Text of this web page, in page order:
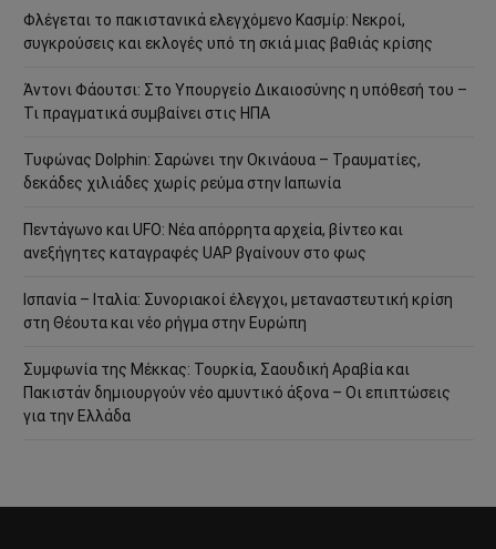
Φλέγεται το πακιστανικά ελεγχόμενο Κασμίρ: Νεκροί,
συγκρούσεις και εκλογές υπό τη σκιά μιας βαθιάς κρίσης
Άντονι Φάουτσι: Στο Υπουργείο Δικαιοσύνης η υπόθεσή του –
Τι πραγματικά συμβαίνει στις ΗΠΑ
Τυφώνας Dolphin: Σαρώνει την Οκινάουα – Τραυματίες,
δεκάδες χιλιάδες χωρίς ρεύμα στην Ιαπωνία
Πεντάγωνο και UFO: Νέα απόρρητα αρχεία, βίντεο και
ανεξήγητες καταγραφές UAP βγαίνουν στο φως
Ισπανία – Ιταλία: Συνοριακοί έλεγχοι, μεταναστευτική κρίση
στη Θέουτα και νέο ρήγμα στην Ευρώπη
Συμφωνία της Μέκκας: Τουρκία, Σαουδική Αραβία και
Πακιστάν δημιουργούν νέο αμυντικό άξονα – Οι επιπτώσεις
για την Ελλάδα